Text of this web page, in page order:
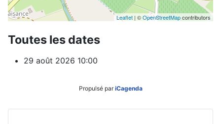
Leaflet | ©OpenStreetMapcontributors
Toutes les dates
29 août 2026 10:00
Propulsé pariCagenda